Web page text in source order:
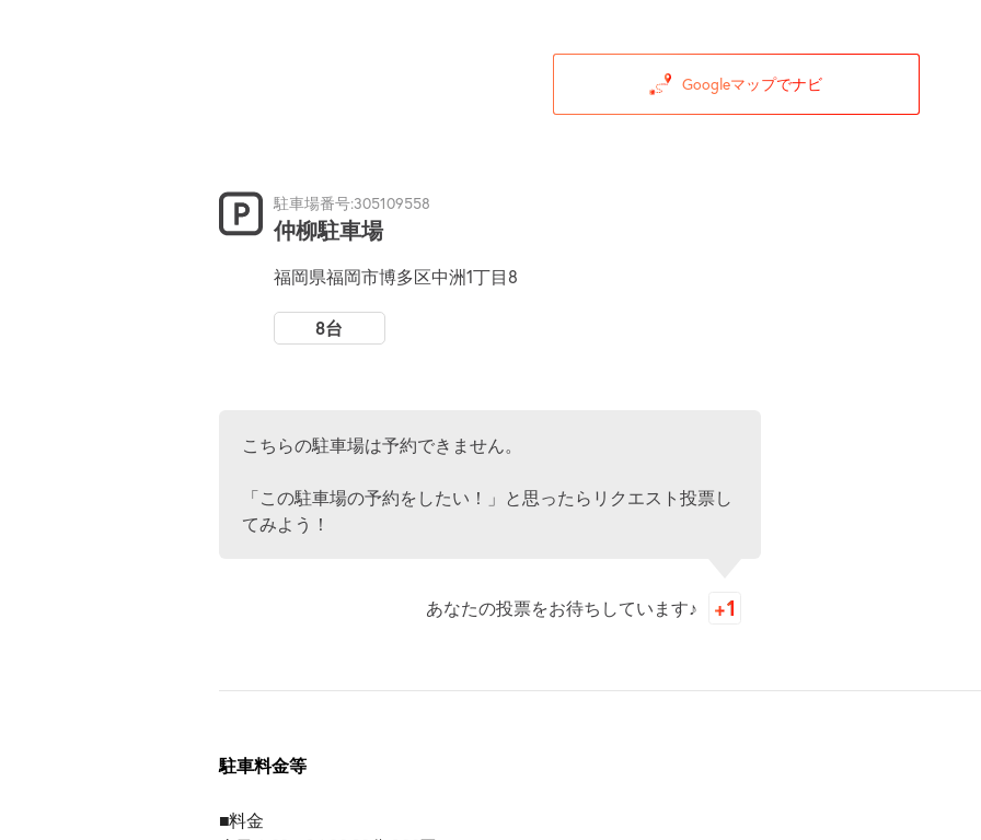
Googleマップでナビ
駐車場番号:305109558
仲柳駐車場
福岡県福岡市博多区中洲1丁目8
8台
こちらの駐車場は予約できません。
「この駐車場の予約をしたい！」と思ったらリクエスト投票し
てみよう！
あなたの投票をお待ちしています♪
駐車料金等
■料金